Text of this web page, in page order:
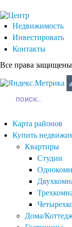
Недвижимость
Инвестировать
Контакты
Все права
Карта районов
Купить
Квартиры
Студии
Дома/